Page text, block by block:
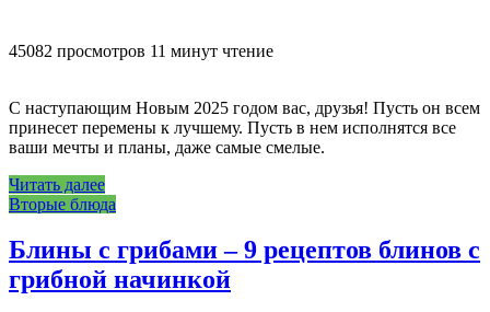
45082 просмотров 11 минут чтение
С наступающим Новым 2025 годом вас, друзья! Пусть он всем
принесет перемены к лучшему. Пусть в нем исполнятся все
ваши мечты и планы, даже самые смелые.
Читать далее
Вторые блюда
Блины с грибами – 9 рецептов блинов с
грибной начинкой